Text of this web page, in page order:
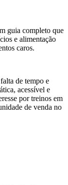
guia completo que
e alimentação
caros.
de tempo e
acessível e
por treinos em
de venda no